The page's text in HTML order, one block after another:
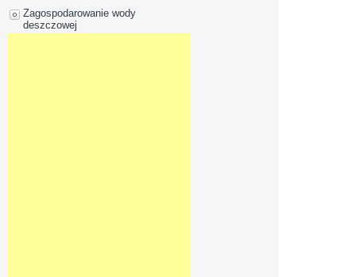
Zagospodarowanie wody
deszczowej